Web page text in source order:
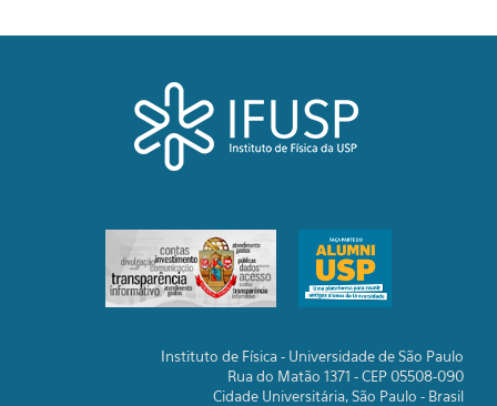
Instituto de Física - Universidade de São Paulo
Rua do Matão 1371 - CEP 05508-090
Cidade Universitária, São Paulo - Brasil